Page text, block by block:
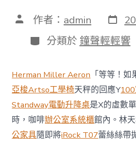
文 作者： admin 發
表
日
期
分
類
分類於 鐘聲輕輕響
Herman Miller Aeron 「等等！
亞梭Artso工學椅天秤的回應Y
Standway電動升降桌是X的虛數
時，咖啡辦公室系統櫃館內。林
公家具隨即將iRock T07蕾絲絲帶